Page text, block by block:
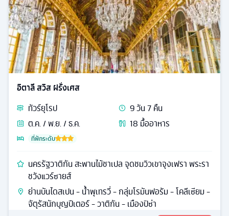
อิตาลี สวิส ฝรั่งเศส
ทัวร์ยุโรป 9วัน7คืน
ต.ค. / พ.ย. / ธ.ค.
18 มื้ออาหาร
ที่พักระดับ
นครรัฐวาติกัน สะพานไม้ชาเปล จุดชมวิวเขาจุงเฟรา พระรา
ชวังแวร์ซายส์
ย่านบันไดสเปน - น้ำพุเทรวี่ - กลุ่มโรมันฟอรัม - โคลีเซียม -
จัตุรัสนักบุญปีเตอร์ - วาติกัน - เมืองปิซ่า